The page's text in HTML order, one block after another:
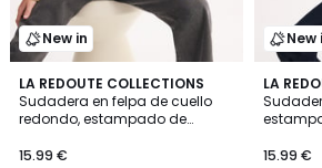
New in
LA REDOUTE COLLECTIONS
Sudadera en felpa de cuello
redondo, estampado de
15.99 €
New
LA
15.99 €